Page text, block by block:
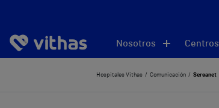
Nosotros Centros
Hospitales Vithas Comunicación Sersanet